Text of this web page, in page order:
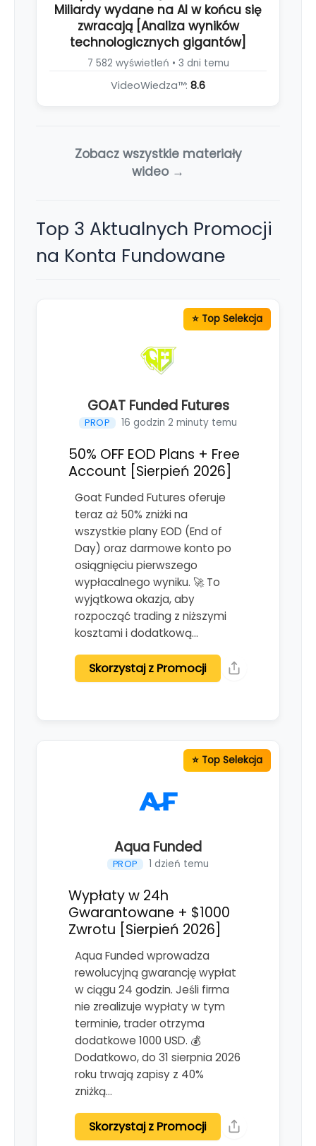
Miliardy wydane na AI w końcu się
zwracają [Analiza wyników
technologicznych gigantów]
7 582 wyświetleń • 3 dni temu
VideoWiedza™: 8.6
Zobacz wszystkie materiały
wideo →
Top 3 Aktualnych Promocji
na Konta Fundowane
GOAT Funded Futures
PROP 16 godzin 2 minuty temu
50% OFF EOD Plans + Free
Account [Sierpień 2026]
Goat Funded Futures oferuje
teraz aż 50% zniżki na
wszystkie plany EOD (End of
Day) oraz darmowe konto po
osiągnięciu pierwszego
wypłacalnego wyniku. 🚀 To
wyjątkowa okazja, aby
rozpocząć trading z niższymi
kosztami i dodatkową…
Skorzystaj z Promocji
Aqua Funded
PROP 1 dzień temu
Wypłaty w 24h
Gwarantowane + $1000
Zwrotu [Sierpień 2026]
Aqua Funded wprowadza
rewolucyjną gwarancję wypłat
w ciągu 24 godzin. Jeśli firma
nie zrealizuje wypłaty w tym
terminie, trader otrzyma
dodatkowe 1000 USD. 💰
Dodatkowo, do 31 sierpnia 2026
roku trwają zapisy z 40%
zniżką…
Skorzystaj z Promocji